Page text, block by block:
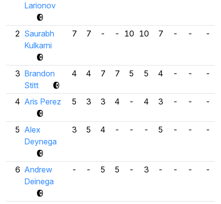
Larionov
2 Saurabh
Kulkarni
7 7 - - 10 10 7 - - -
3 Brandon
Stitt
4 4 7 7 5 5 4 - - -
4 Aris Perez 5 3 3 4 - 4 3 - - -
5 Alex
Deynega
3 5 4 - - - 5 - - -
6 Andrew
Deinega
- - 5 5 - 3 - - - -